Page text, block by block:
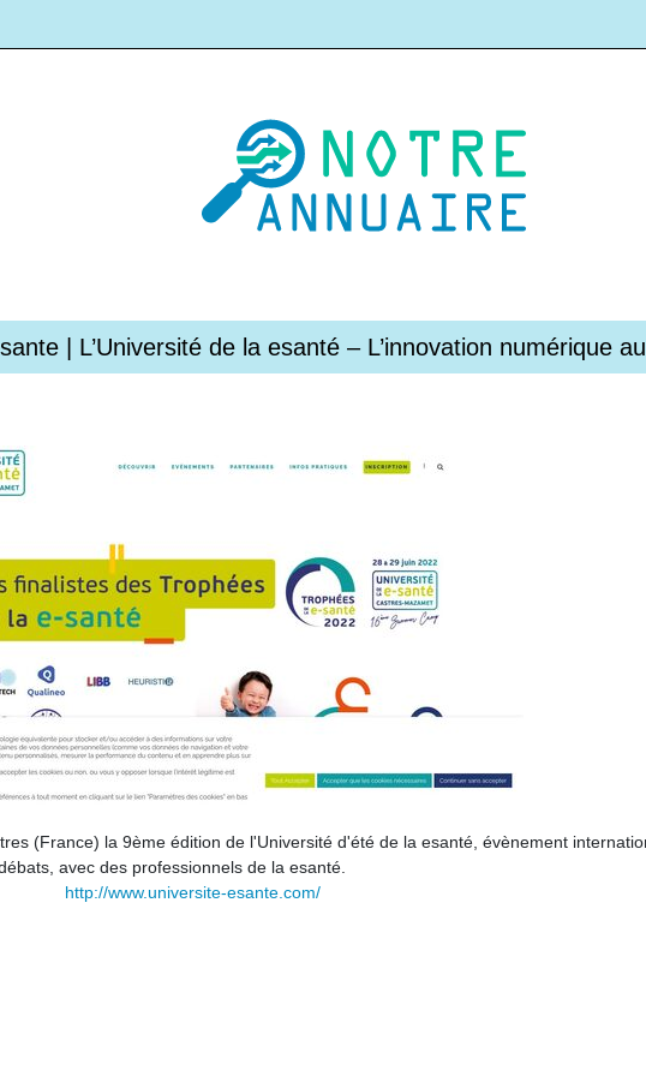
| L’Université de la esanté – L’innovation numérique
(France) la 9ème édition de l'Université d'été de la esanté, évènement
avec des professionnels de la esanté.
http://www.universite-esante.com/